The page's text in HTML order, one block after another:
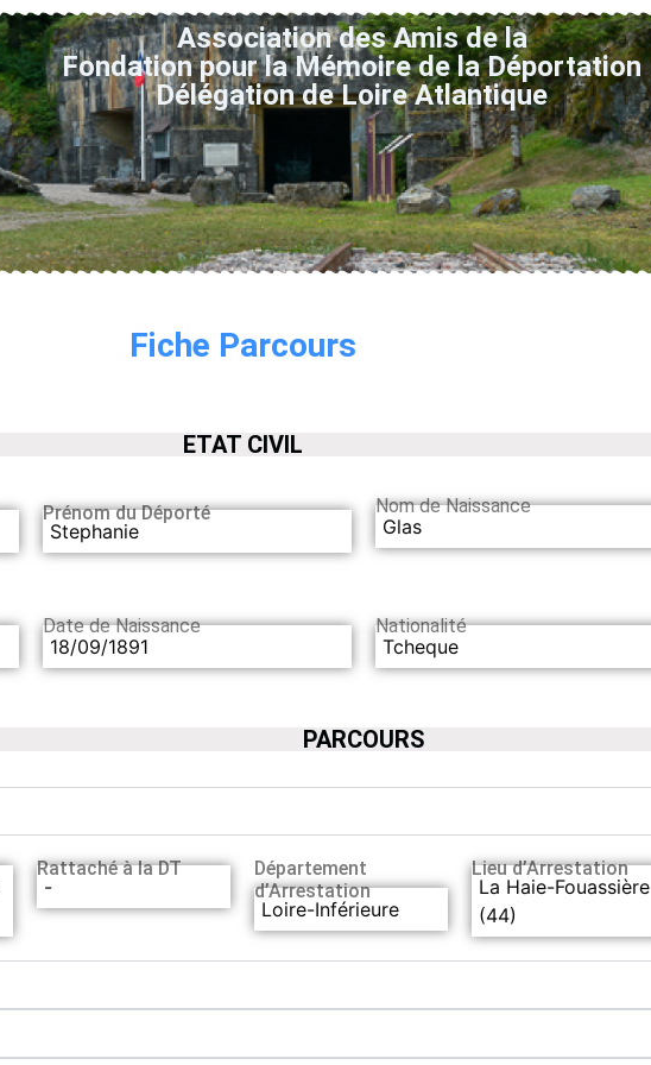
Association des Amis de la
Fondation pour la Mémoire de la Déportation
Délégation de Loire Atlantique
Fiche Parcours
ETAT CIVIL
Prénom du Déporté
Stephanie
Nom de Naissance
Glas
Date de Naissance
18/09/1891
Nationalité
Tcheque
PARCOURS
Rattaché à la DT
-
Département
d’Arrestation
Loire-Inférieure
Lieu d’Arrestation
La Haie-Fouassière
(44)